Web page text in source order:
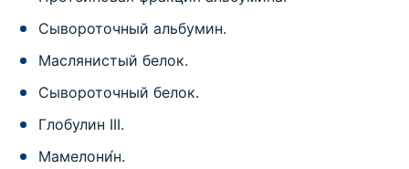
Сывороточный альбумин.
Маслянистый белок.
Сывороточный белок.
Глобулин III.
Мамелони́н.